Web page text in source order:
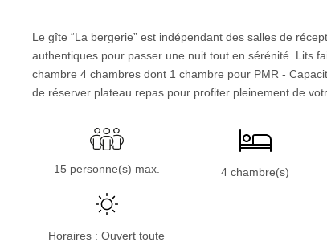
Le gîte “La bergerie” est indépendant des salles de
authentiques pour passer une nuit tout en sérénité. Lits
chambre 4 chambres dont 1 chambre pour PMR -
de réserver plateau repas pour profiter pleinement de
15 personne(s) max. 4 chambre(s)
Horaires : Ouvert toute